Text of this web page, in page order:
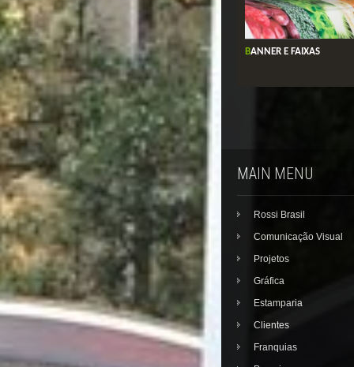
BANNER E FAIXAS
MAIN MENU
Rossi Brasil
Comunicação Visual
Projetos
Gráfica
Estamparia
Clientes
Franquias